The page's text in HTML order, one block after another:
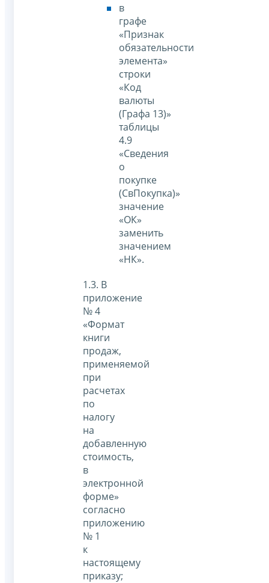
в
графе
«Признак
обязательности
элемента»
строки
«Код
валюты
(Графа 13)»
таблицы
4.9
«Сведения
о
покупке
(СвПокупка)»
значение
«ОК»
заменить
значением
«НК».
1.3. В
приложение
№ 4
«Формат
книги
продаж,
применяемой
при
расчетах
по
налогу
на
добавленную
стоимость,
в
электронной
форме»
согласно
приложению
№ 1
к
настоящему
приказу;